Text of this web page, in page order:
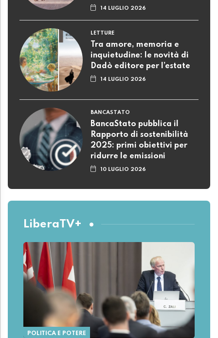
14 LUGLIO 2026
LETTURE
Tra amore, memoria e
inquietudine: le novità di
Dadò editore per l’estate
14 LUGLIO 2026
BANCASTATO
BancaStato pubblica il
Rapporto di sostenibilità
2025: primi obiettivi per
ridurre le emissioni
10 LUGLIO 2026
LiberaTV+
POLITICA E POTERE